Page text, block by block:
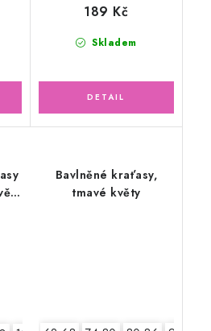
Skladem
189 Kč
Bavlněné kraťasy,
tmavé květy